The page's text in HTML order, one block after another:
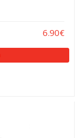
6.90€